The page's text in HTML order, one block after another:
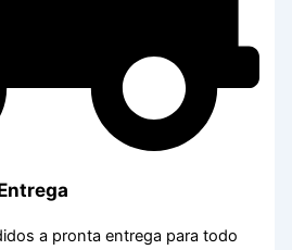
a pronta entrega para todo